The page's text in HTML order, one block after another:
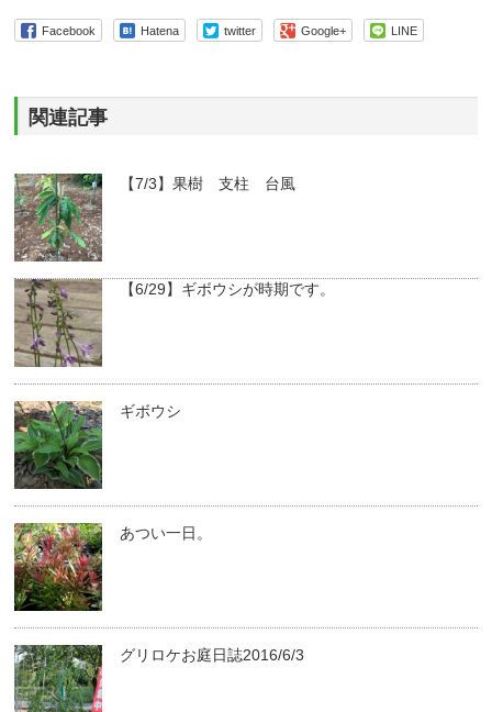
Facebook Hatena twitter Google+ LINE
関連記事
【7/3】果樹 支柱 台風
【6/29】ギボウシが時期です。
ギボウシ
あつい一日。
グリロケお庭日誌2016/6/3